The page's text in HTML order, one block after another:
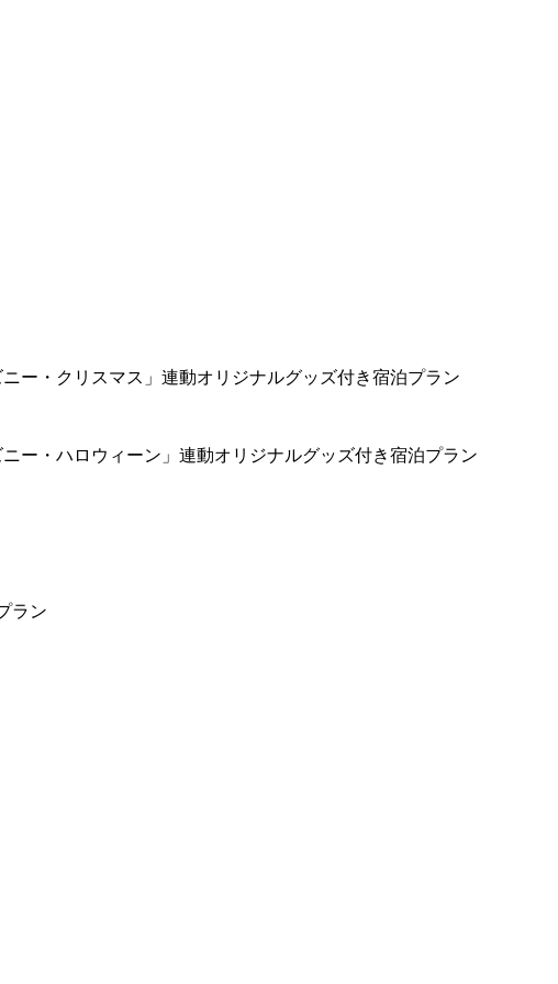
ー・クリスマス」連動オリジナルグッズ付き宿泊プラン
ー・ハロウィーン」連動オリジナルグッズ付き宿泊プラン
ラン